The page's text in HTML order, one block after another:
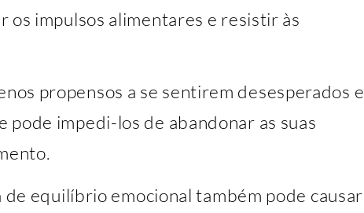
os impulsos alimentares e resistir às
propensos a se sentirem desesperados e
pode impedi-los de abandonar as suas
equilíbrio emocional também pode causar